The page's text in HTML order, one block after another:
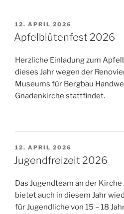
VERÖFFENTLICHT
AM
12. APRIL 2026
Apfelblütenfest 2026
Herzliche Einladung zum
dieses Jahr wegen der
Museums für Bergbau
Gnadenkirche stattfindet.
VERÖFFENTLICHT
AM
12. APRIL 2026
Jugendfreizeit 2026
Das Jugendteam an der
bietet auch in diesem Jahr
für Jugendliche von 15 – 18